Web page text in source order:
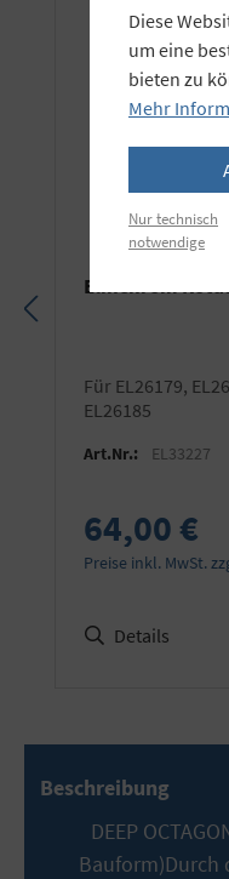
Elinchrom
für EL26179, EL26181, EL26184, EL26176,
EL26185
Art.Nr.: EL33227
64,00 €
Preise inkl. MwSt.
Details
Beschreibung
DEEP
Bauform)Durch
Diese
um eine
bieten zu
Mehr
Nur technisch
notwendige